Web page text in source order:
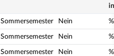
Sommersemester Nein %
Sommersemester Nein %
Sommersemester Nein %